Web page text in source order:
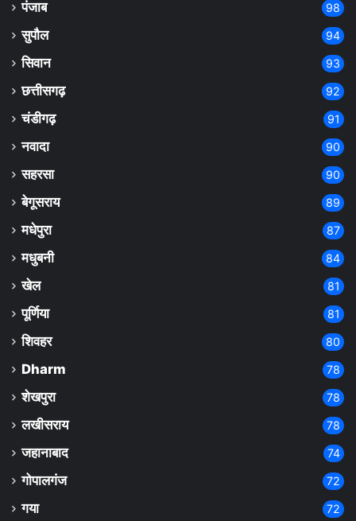
पंजाब 98
सुपौल 94
सिवान 93
छत्तीसगढ़ 92
चंडीगढ़ 91
नवादा 90
सहरसा 90
बेगूसराय 89
मधेपुरा 87
मधुबनी 84
खेल 81
पूर्णिया 81
शिवहर 80
Dharm 78
शेखपुरा 78
लखीसराय 78
जहानाबाद 74
गोपालगंज 72
गया 72